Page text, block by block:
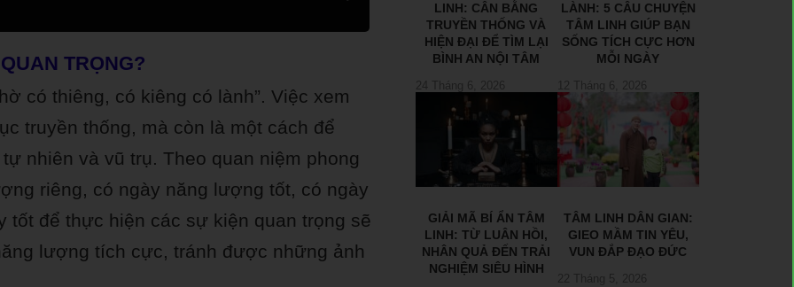
TRỌNG?
có thiêng, có kiêng có lành”. Việc xem
truyền thống, mà còn là một cách để
nhiên và vũ trụ. Theo quan niệm phong
riêng, có ngày năng lượng tốt, có ngày
để thực hiện các sự kiện quan trọng sẽ
lượng tích cực, tránh được những ảnh
LINH: CÂN BẰNG
TRUYỀN THỐNG VÀ
HIỆN ĐẠI ĐỂ TÌM LẠI
BÌNH AN NỘI TÂM
24 Tháng 6, 2026
LÀNH: 5 CÂU CHUYỆN
TÂM LINH GIÚP BẠN
SỐNG TÍCH CỰC HƠN
MỖI NGÀY
12 Tháng 6, 2026
GIẢI MÃ BÍ ẨN TÂM
LINH: TỪ LUÂN HỒI,
NHÂN QUẢ ĐẾN TRẢI
NGHIỆM SIÊU HÌNH
TÂM LINH DÂN GIAN:
GIEO MẦM TIN YÊU,
VUN ĐẮP ĐẠO ĐỨC
22 Tháng 5, 2026